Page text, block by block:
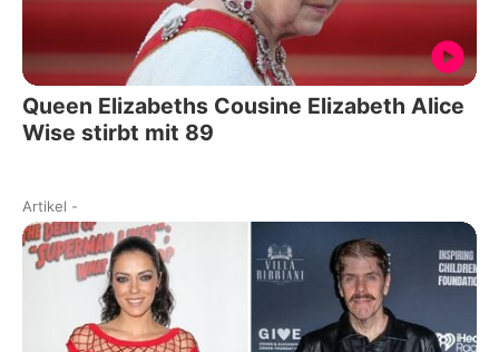
Queen Elizabeths Cousine Elizabeth Alice
Wise stirbt mit 89
Artikel -